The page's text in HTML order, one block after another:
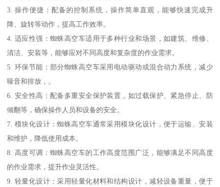
3. 操作便捷：配备的控制系统，操作简单直观，能够快速完成升
降、旋转等动作，提高工作效率。
4. 适应性强：蜘蛛高空车适用于多种行业和场景，如建筑、维修、
清洁、安装等，能够应对不同高度和复杂度的作业需求。
5. 环保节能：部分蜘蛛高空车采用电动驱动或混合动力系统，减少
噪音和排放，。
6. 安全性高：配备多重安全保护装置，如过载保护、紧急停止、防
倾翻等，确保操作人员和设备的安全。
7. 模块化设计：蜘蛛高空车通常采用模块化设计，便于运输、安装
和维护，降低使用成本。
8. 高度可调：蜘蛛高空车的工作高度范围广泛，能够满足不同高度
的作业需求，提升作业灵活性。
9. 轻量化设计：采用轻量化材料和结构设计，减轻设备重量，便于